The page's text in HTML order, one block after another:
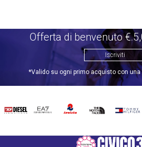
Offerta di benvenuto
Iscriviti
*Valido su ogni primo acquisto con
DIESEL EA7 INVICTATHE
TOMMY